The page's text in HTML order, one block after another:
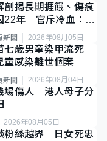
剖揭長期捱餓、傷痕
22年 官斥冷血：同
新聞 2026年08月05日
七歲男童染甲流死
感染離世個案
新聞 2026年08月04日
場傷人 港人母子分
2026年08月05日
粉絲越界 日女死忠